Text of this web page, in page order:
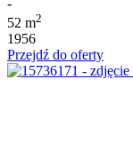
52 m2
1956
Przejdź do oferty